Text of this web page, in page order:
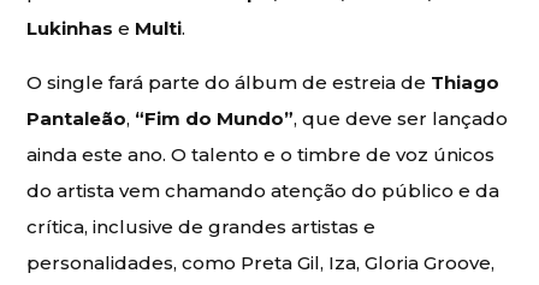
Lukinhas e Multi.
O single fará parte do álbum de estreia de Thiago
Pantaleão, “Fim do Mundo”, que deve ser lançado
ainda este ano. O talento e o timbre de voz únicos
do artista vem chamando atenção do público e da
crítica, inclusive de grandes artistas e
personalidades, como Preta Gil, Iza, Gloria Groove,